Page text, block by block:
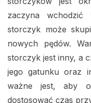
zaczyna
storczyk może
nowych pędów.
storczyk jest inny, a
jego gatunku oraz
ważne jest, aby
dostosować czas